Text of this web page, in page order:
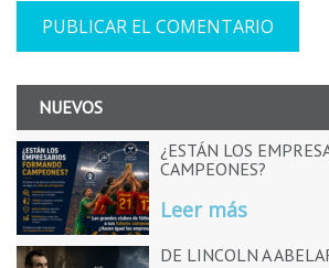
NUEVOS
¿ESTÁN LOS
CAMPEONES?
Leer más
DE LINCOLN A